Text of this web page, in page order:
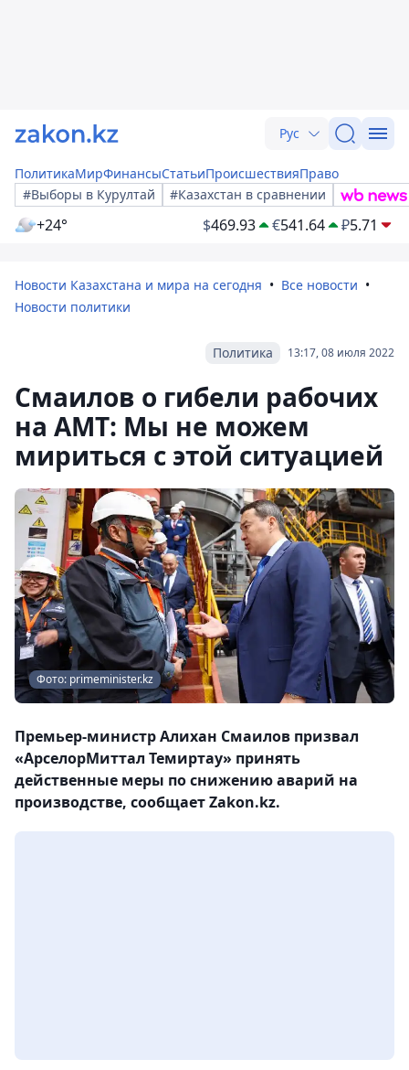
Рус
ПолитикаМирФинансыСтатьиПроисшествияПраво
#Выборы в Курултай
#Казахстан в сравнении
+24° $469.93 €541.64 ₽5.71
Новости Казахстана и мира на сегодня
Все новости
Новости политики
13:17, 08 июля 2022
Политика
Смаилов о гибели рабочих
на АМТ: Мы не можем
мириться с этой ситуацией
Фото: primeminister.kz
Премьер-министр Алихан Смаилов призвал
«АрселорМиттал Темиртау» принять
действенные меры по снижению аварий на
производстве, сообщает Zakon.kz.